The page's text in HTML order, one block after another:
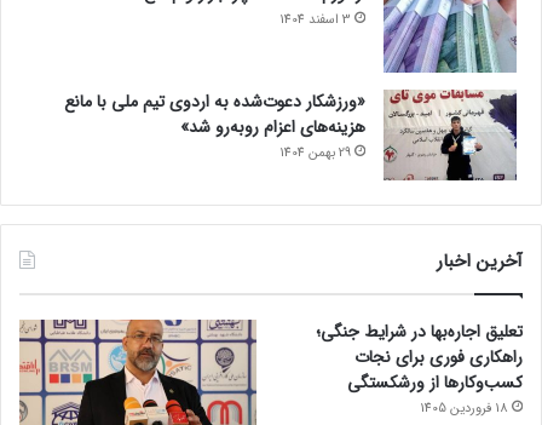
3 اسفند 1404
«ورزشکار دعوت‌شده به اردوی تیم ملی با مانع
هزینه‌های اعزام روبه‌رو شد»
29 بهمن 1404
آخرین اخبار
تعلیق اجاره‌بها در شرایط جنگی؛
راهکاری فوری برای نجات
کسب‌وکارها از ورشکستگی
18 فروردین 1405